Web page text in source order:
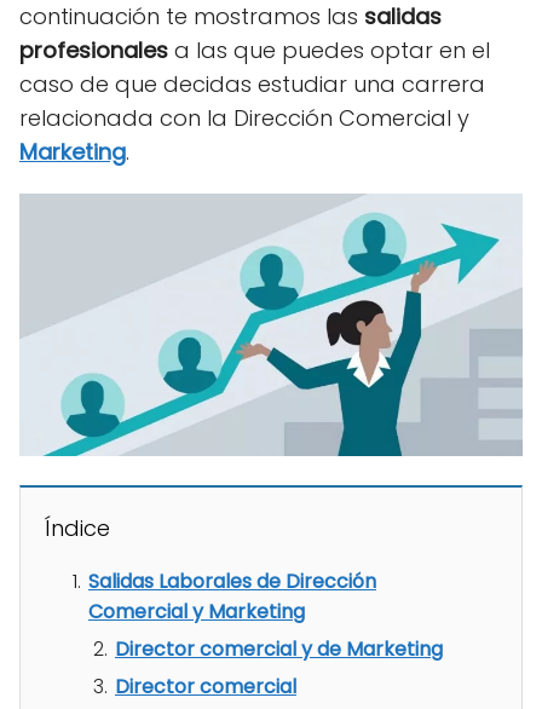
continuación te mostramos las salidas
profesionales a las que puedes optar en el
caso de que decidas estudiar una carrera
relacionada con la Dirección Comercial y
Marketing.
Índice
Salidas Laborales de Dirección
Comercial y Marketing
Director comercial y de Marketing
Director comercial